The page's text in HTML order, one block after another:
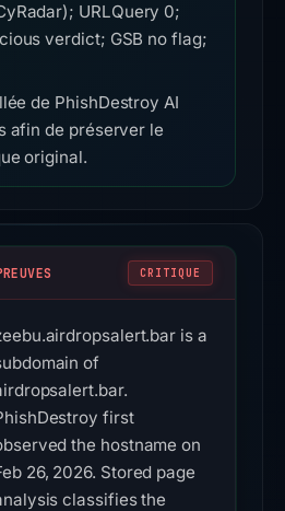
URLQuery 0;
verdict; GSB no flag;
de PhishDestroy AI
afin de préserver le
original.
CRITIQUE
is a
of
first
the hostname on
26, 2026. Stored page
classifies the